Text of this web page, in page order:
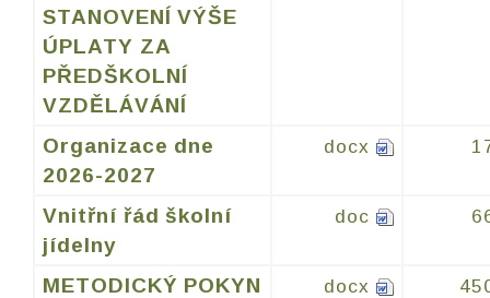
STANOVENÍ VÝŠE
ÚPLATY ZA
PŘEDŠKOLNÍ
VZDĚLÁVÁNÍ
Organizace dne
2026-2027
docx
Vnitřní řád školní
jídelny
doc
METODICKÝ POKYN
docx